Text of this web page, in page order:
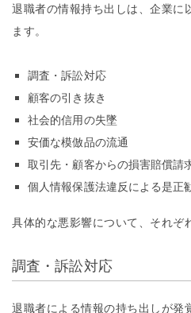
退職者の情報持ち出しは、企業に
ます。
調査・訴訟対応
顧客の引き抜き
社会的信用の失墜
安価な模倣品の流通
取引先・顧客からの損害賠償請
個人情報保護法違反による是正
具体的な悪影響について、それぞ
調査・訴訟対応
退職者による情報の持ち出しが発